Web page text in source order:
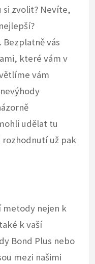
zvolit? Nevíte,
vás
které vám v
vám
udělat tu
rozhodnutí už pak
metody nejen k
k vaší
Bond Plus nebo
mezi našimi